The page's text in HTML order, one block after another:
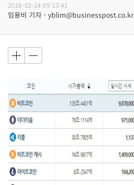
2018-02-14 09:13:41
임용비 기자 - yblim@businesspost.co.kr